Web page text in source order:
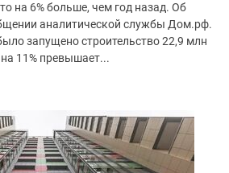
на 6% больше, чем год назад. Об
аналитической службы Дом.рф.
запущено строительство 22,9 млн
11% превышает...